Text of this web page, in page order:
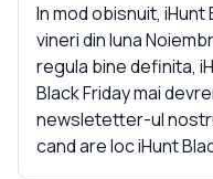
In mod obisnuit, iHunt
vineri din luna
regula bine definita,
Black Friday mai
newsletetter-ul
cand are loc iHunt